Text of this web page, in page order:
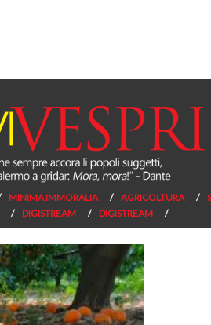
MINIMA IMMORALIA AGRICOLTURA
DIGISTREAM DIGISTREAM